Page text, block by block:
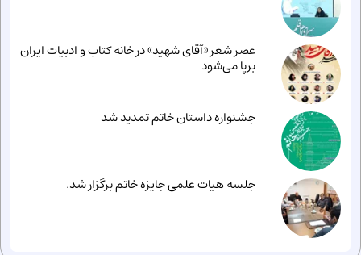
عصر شعر «آقای شهید» در خانه کتاب و ادبیات ایران
برپا می‌شود
جشنواره داستان خاتم تمدید شد
جلسه هیات علمی جایزه خاتم برگزار شد.